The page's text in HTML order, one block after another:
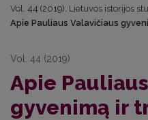
Vol. 44 (2019): Lietuvos istorijos
Apie Pauliaus Valavičiaus
Vol. 44 (2019)
Apie
gyvenimą ir